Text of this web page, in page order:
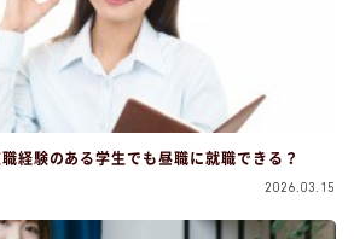
経験のある学生でも昼職に就職できる？
2026.03.15